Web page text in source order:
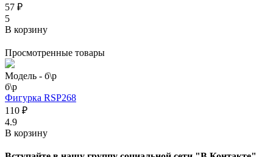
57 ₽
5
В корзину
Просмотренные товары
Модель - б\р
б\р
Фигурка RSP268
110 ₽
4.9
В корзину